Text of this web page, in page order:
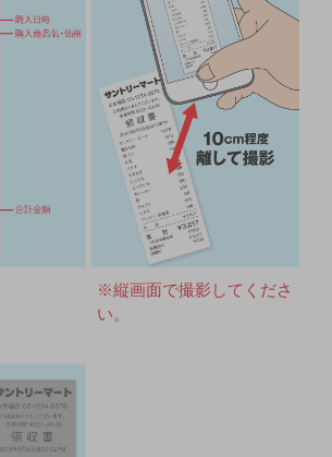
※縦画面で撮影してくださ
い。